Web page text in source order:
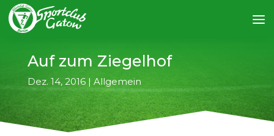
Auf zum Ziegelhof
Dez. 14, 2016| Allgemein